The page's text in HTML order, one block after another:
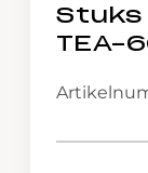
Stuks
TEA-